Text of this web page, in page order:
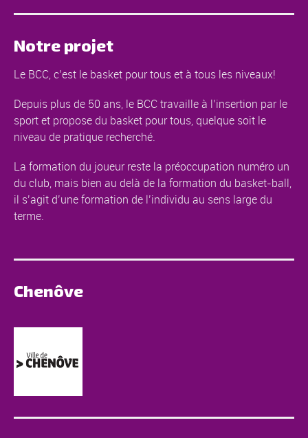
Notre projet
Le BCC, c’est le basket pour tous et à tous les niveaux!
Depuis plus de 50 ans, le BCC travaille à l’insertion par le
sport et propose du basket pour tous, quelque soit le
niveau de pratique recherché.
La formation du joueur reste la préoccupation numéro un
du club, mais bien au delà de la formation du basket-ball,
il s’agit d’une formation de l’individu au sens large du
terme.
Chenôve